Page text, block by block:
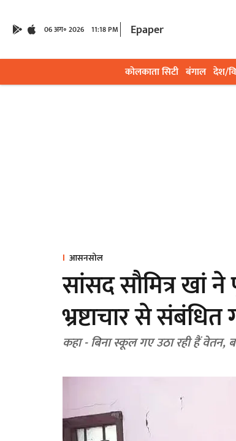
06 अग॰ 2026 11:18 PM Epaper
कोलकाता सिटी बंगाल देश/
आसनसोल
सांसद सौमित्र खां
भ्रष्टाचार से
कहा - बिना स्कूल गए उठा रही हैं वेतन,